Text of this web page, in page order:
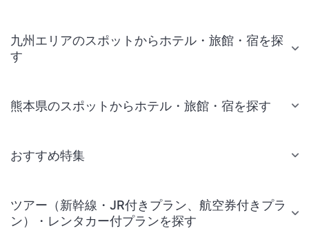
九州エリアのスポットからホテル・旅館・宿を探
す
熊本県のスポットからホテル・旅館・宿を探す
おすすめ特集
ツアー（新幹線・JR付きプラン、航空券付きプラ
ン）・レンタカー付プランを探す